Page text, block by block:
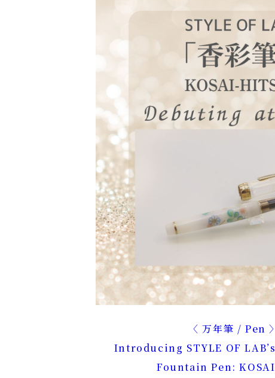
万年筆 / Pen
Introducing STYLE OF
Fountain Pen: